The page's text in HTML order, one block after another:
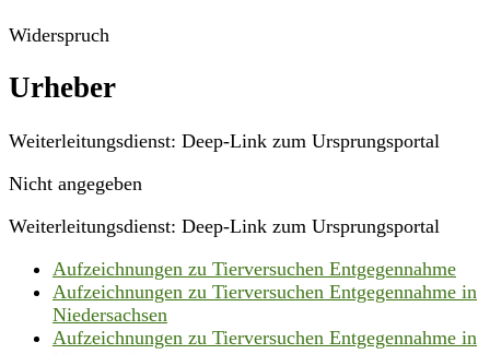
Widerspruch
Urheber
Weiterleitungsdienst: Deep-Link zum Ursprungsportal
Nicht angegeben
Weiterleitungsdienst: Deep-Link zum Ursprungsportal
Aufzeichnungen zu Tierversuchen Entgegennahme
Aufzeichnungen zu Tierversuchen Entgegennahme in
Niedersachsen
Aufzeichnungen zu Tierversuchen Entgegennahme in